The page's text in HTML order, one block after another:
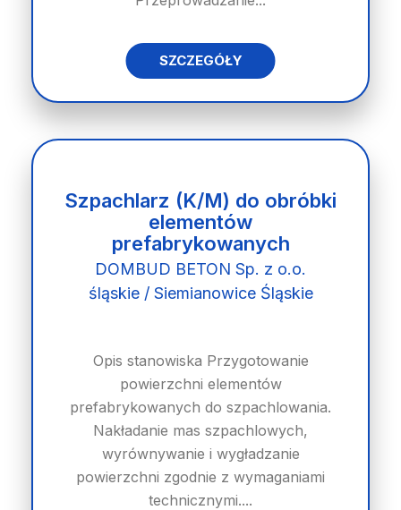
SZCZEGÓŁY
Szpachlarz (K/M) do obróbki
elementów
prefabrykowanych
DOMBUD BETON Sp. z o.o.
śląskie / Siemianowice Śląskie
Opis stanowiska Przygotowanie
powierzchni elementów
prefabrykowanych do szpachlowania.
Nakładanie mas szpachlowych,
wyrównywanie i wygładzanie
powierzchni zgodnie z wymaganiami
technicznymi....